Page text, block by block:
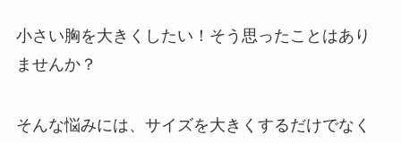
小さい胸を大きくしたい！そう思ったことはあり
ませんか？
そんな悩みには、サイズを大きくするだけでなく